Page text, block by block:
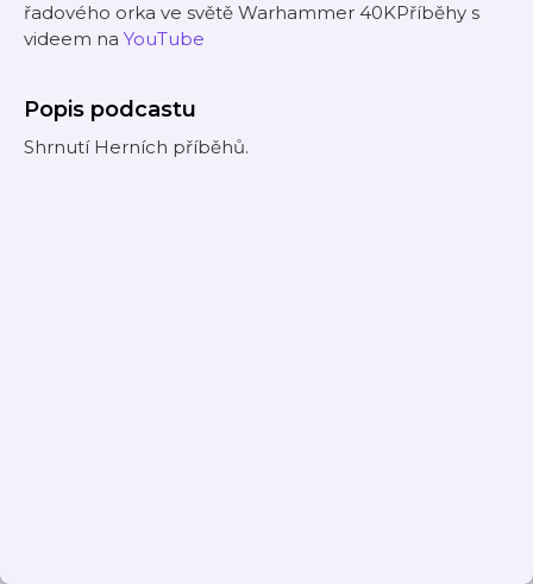
řadového orka ve světě Warhammer 40KPříběhy s
videem na ⁠⁠⁠⁠YouTube⁠
Popis podcastu
Shrnutí Herních příběhů.